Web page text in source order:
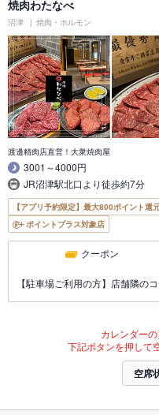
焼肉わたなべ
沼津 焼肉・ホルモン
渡邊精肉店直営！大衆焼肉屋
3001～4000円
JR沼津駅北口より徒歩約7分
【アプリ予約限定】最大800ポイント還
ポイントプラス対象店
クーポン
【駐車場ご利用の方】店舗隣の
カレンダーの
下記ボタンを押して
空席